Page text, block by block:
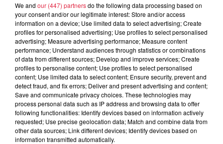
Dans la même série
Reproland
Reproland
Plakar
Plakar
We and our (447) partnersdo the following data processing based on
your consent and/or our legitimate interest: Store and/or access
information on a device; Use limited data to select advertising; Create
profiles for personalised advertising; Use profiles to select personalised
advertising; Measure advertising performance; Measure content
performance; Understand audiences through statistics or combinations
of data from different sources; Develop and improve services; Create
profiles to personalise content; Use profiles to select personalised
content; Use limited data to select content; Ensure security, prevent and
detect fraud, and fix errors; Deliver and present advertising and content;
Save and communicate privacy choices. These technologies may
process personal data such as IP address and browsing data to offer
following functionalities: Identify devices based on information actively
requested; Use precise geolocation data; Match and combine data from
other data sources; Link different devices; Identify devices based on
information transmitted automatically.